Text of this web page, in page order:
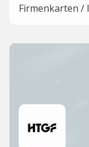
Firmenkarten /